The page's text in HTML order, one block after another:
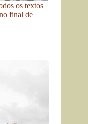
os textos
final de